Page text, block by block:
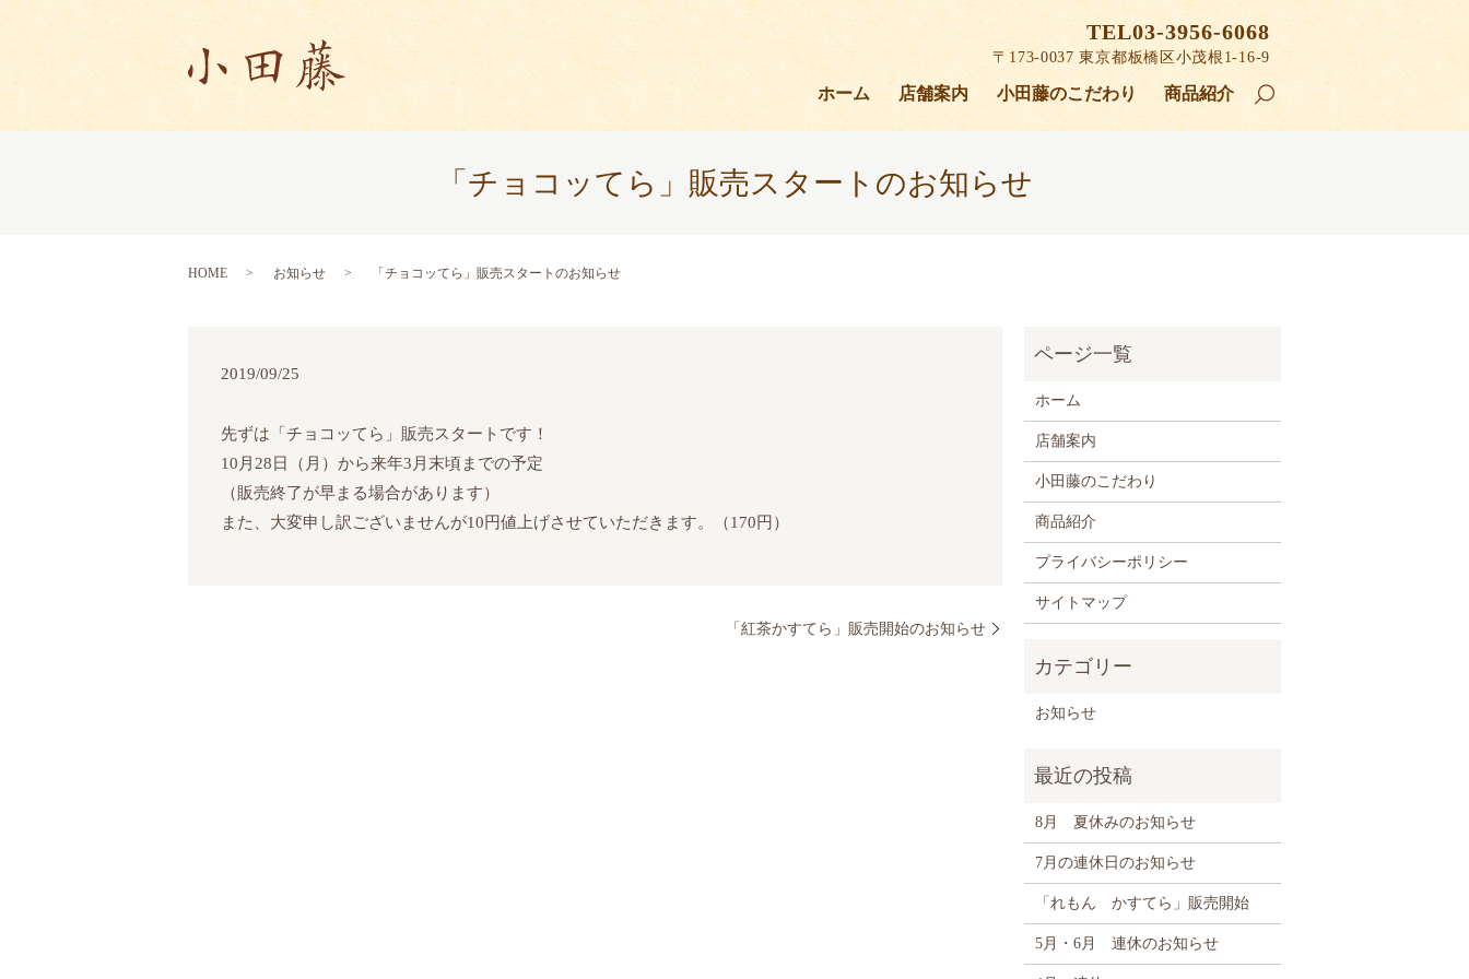
ホーム 店舗案内 小田藤のこだわり 商品紹介 search
TEL03-3956-6068
〒173-0037 東京都板橋区小茂根1-16-9
「チョコッてら」販売スタートのお知らせ
HOME お知らせ 「チョコッてら」販売スタートのお知らせ
2019/09/25
先ずは「チョコッてら」販売スタートです！
10月28日（月）から来年3月末頃までの予定
（販売終了が早まる場合があります）
また、大変申し訳ございませんが10円値上げさせていただきます。（170円）
「紅茶かすてら」販売開始のお知らせ
ホーム
店舗案内
小田藤のこだわり
商品紹介
プライバシーポリシー
サイトマップ
お知らせ
8月 夏休みのお知らせ
7月の連休日のお知らせ
「れもん かすてら」販売開始
5月・6月 連休のお知らせ